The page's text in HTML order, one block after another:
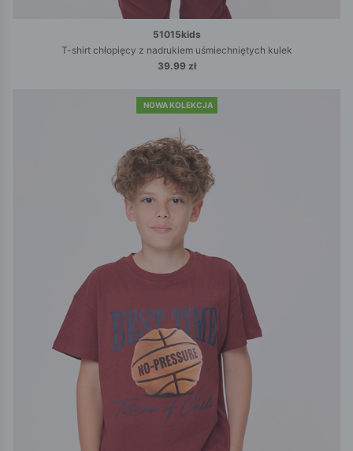
51015kids
T-shirt chłopięcy z nadrukiem uśmiechniętych kulek
39.99 zł
NOWA KOLEKCJA